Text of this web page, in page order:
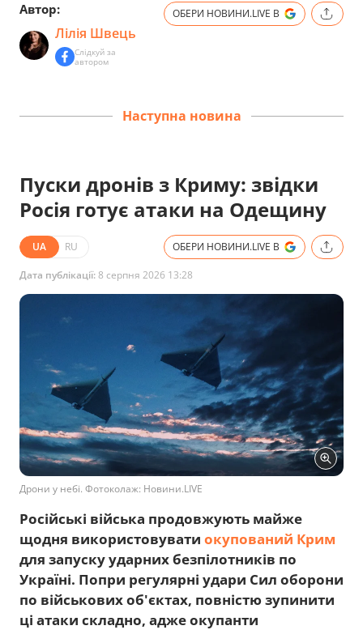
Автор:
Лілія Швець
Слідкуй за
автором
ОБЕРИ НОВИНИ.LIVE В
Наступна новина
Пуски дронів з Криму: звідки
Росія готує атаки на Одещину
UA RU ОБЕРИ НОВИНИ.LIVE В
Дата публікації:8 серпня 2026 13:28
Дрони у небі. Фотоколаж: Новини.LIVE
Російські війська продовжують майже
щодня використовувати окупований Крим
для запуску ударних безпілотників по
Україні. Попри регулярні удари Сил оборони
по військових об'єктах, повністю зупинити
ці атаки складно, адже окупанти